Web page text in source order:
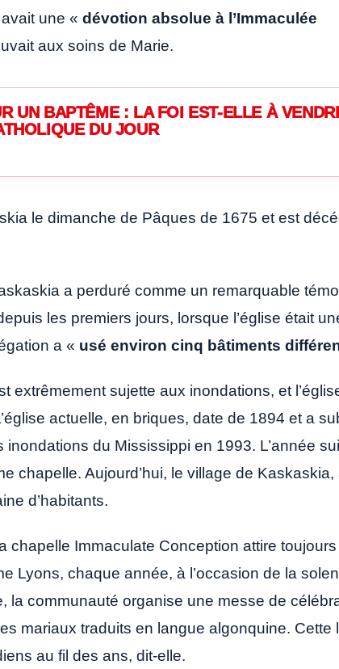
une « dévotion absolue à l’Immaculée
aux soins de Marie.
UN BAPTÊME : LA FOI EST-ELLE À
DU JOUR
le dimanche de Pâques de 1675 et est
a perduré comme un remarquable
les premiers jours, lorsque l’église était
a « usé environ cinq bâtiments
extrêmement sujette aux inondations, et
actuelle, en briques, date de 1894 et a
du Mississippi en 1993. L’année
chapelle. Aujourd’hui, le village de Kaskaskia,
d’habitants.
chapelle Immaculate Conception attire
Lyons, chaque année, à l’occasion de la
la communauté organise une messe de
mariaux traduits en langue algonquine. Cette
au fil des ans, dit-elle.